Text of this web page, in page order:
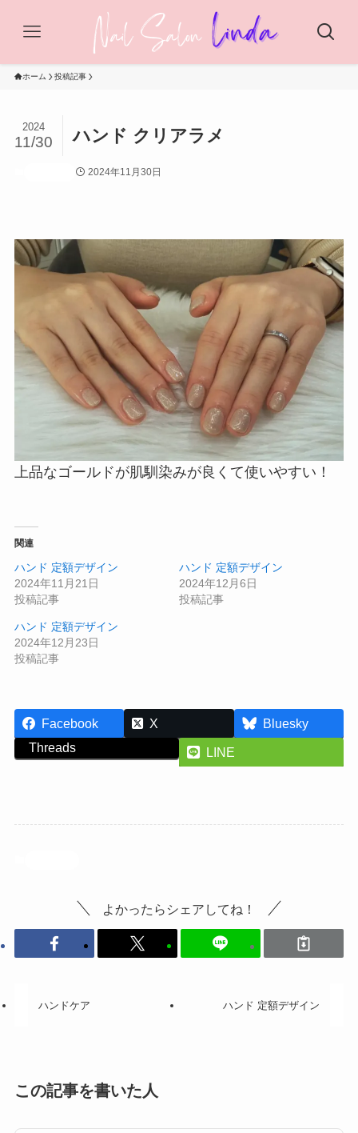
ホーム 投稿記事
ハンド クリアラメ
2024
11/30
2024年11月30日
上品なゴールドが肌馴染みが良くて使いやすい！
関連
ハンド 定額デザイン
2024年11月21日
投稿記事
ハンド 定額デザイン
2024年12月6日
投稿記事
ハンド 定額デザイン
2024年12月23日
投稿記事
Facebook X
Bluesky
Threads
LINE
よかったらシェアしてね！
ハンドケア ハンド 定額デザイン
この記事を書いた人